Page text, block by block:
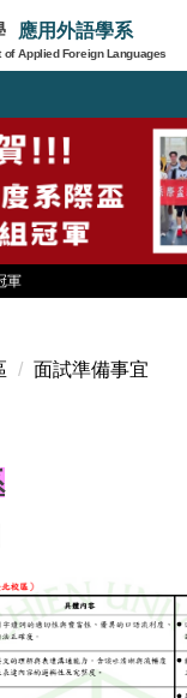
應用外語學系
of Applied Foreign Languages
軍
面試準備事宜